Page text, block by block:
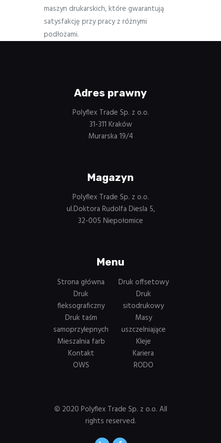
maszyn drukarskich, które gwarantują
satysfakcję przy pracy z różnymi
podłożami.
Adres prawny
Polyflex Trade Sp. z o.o.
31-311 Kraków
Murarska 19/4
Magazyn
Polyflex Trade Sp. z o.o.
ul.Doktora Rudolfa Diesla 5,
32-005 Niepołomice
Menu
Strona główna
Druk offsetowy
Druk
fleksograficzny
Druk
sitodrukowy
Druk taśm
samoprzylepnych
Masy
uszczelniające
Mieszalnia farb
Kleje
Kontakt
Kariera
OWS
RODO
© 2020 Polyflex Trade Sp. z o.o. All
rights reserved.